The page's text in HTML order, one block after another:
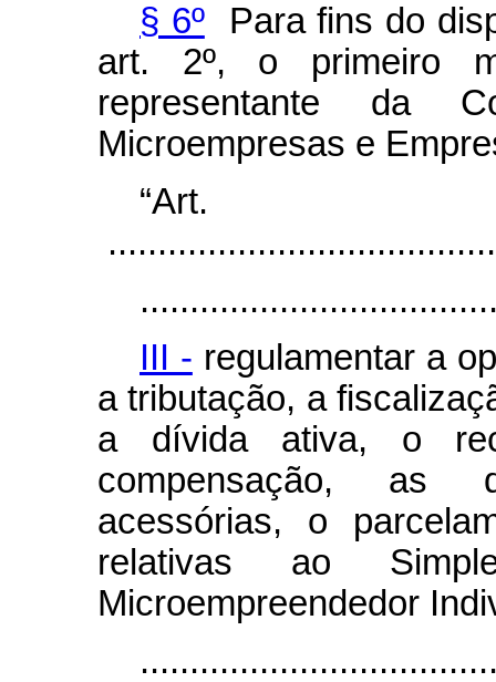
§ 6ºPara fins do
art. 2º, o primeiro
representante da
Microempresas e
III - regulamentar a
a tributação, a
a dívida ativa, o
compensação, as
acessórias, o
relativas ao
Microempreendedor